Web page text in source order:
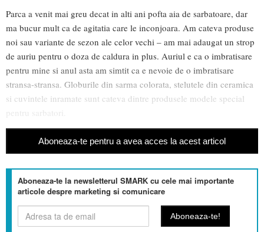
Parca a venit mai greu decat in alti ani pofta aia de sarbatoare, dar
ma bucur mult ca de agitatia care le inconjoara. Am cateva produse
noi sau variante de sezon ale celor vechi – am mai adaugat un strop
de auriu pentru o doza de caldura in plus. Auriul e ca o imbratisare
pentru mine si anul asta am simtit ca e nevoie de o imbratisare
stransa-stransa. Globurile din sarma colorata, stelutele din ceramica
si cuvintele inramate sunt cateva dintre produsele modele special
pentru sarbatori.
Aboneaza-te pentru a avea acces la acest articol
Aboneaza-te la newsletterul SMARK cu cele mai importante
articole despre marketing si comunicare